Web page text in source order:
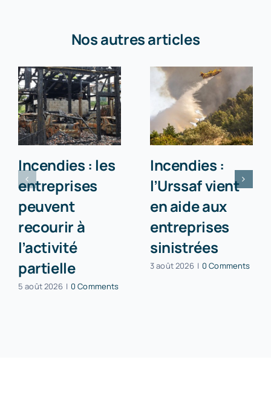
Nos autres articles
Incendies : les
entreprises
peuvent
recourir à
l’activité
partielle
5 août 2026 | 0 Comments
Incendies :
l’Urssaf vient
en aide aux
entreprises
sinistrées
3 août 2026 | 0 Comments